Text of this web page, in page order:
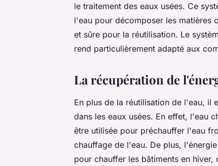
le traitement des eaux usées. Ce
l'eau pour décomposer les matières
et sûre pour la réutilisation. Le
rend particulièrement adapté aux
La récupération de
En plus de la réutilisation de l'eau, il
dans les eaux usées. En effet, l'eau
être utilisée pour préchauffer l'eau
chauffage de l'eau. De plus,
pour chauffer les bâtiments en